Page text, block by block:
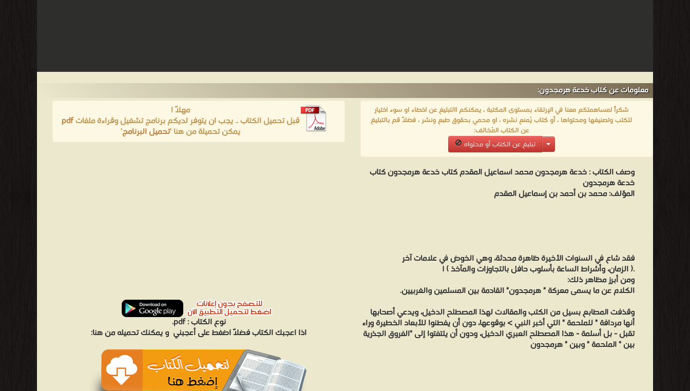
معلومات عن كتاب خدعة هرمجدون:
شكراً لمساهمتكم معنا في الإرتقاء بمستوى المكتبة ، يمكنكم االتبليغ عن اخطاء او سوء اختيار
للكتب وتصنيفها ومحتواها ، أو كتاب يُمنع نشره ، او محمي بحقوق طبع ونشر ، فضلاً قم بالتبليغ
عن الكتاب المُخالف:
تبليغ عن الكتاب أو محتواه
وصف الكتاب :خدعة هرمجدون محمد اسماعيل المقدم كتاب خدعة هرمجدون كتاب
خدعة هرمجدون
المؤلف: محمد بن أحمد بن إسماعيل المقدم
فقد شاع في السنوات الأخيرة ظاهرة محدثة، وهي الخوض في علامات آخر
.( الزمان، وأشراط الساعة بأسلوب حافل بالتجاوزات والمآخذ ) ١
ومن أبرز مظاهر ذلك:
الكلام عن ما يسمى معركة " هرمجدون" القادمة بين المسلمين والغربيين.
وقذفت المطابع بسيل من الكتب والمقالات لهذا المصطلح الدخيل، ويدعي أصحابها
أنها مردافة " للملحمة " التي أخبر النبي > بوقوعها، دون أن يفطنوا للأبعاد الخطيرة وراء
تقبل - بل أسلمة - هذا المصطلح العبري الدخيل، ودون أن يلتفتوا إلى "الفروق الجذرية
بين " الملحمة " وبين " هرمجدون
مهلاً !
قبل تحميل الكتاب .. يجب ان يتوفر لديكم برنامج تشغيل وقراءة ملفاتpdf
يمكن تحميلة من هنا 'تحميل البرنامج'
نوع الكتاب :pdf.
اذا اعجبك الكتاب فضلاً اضغط على أعجبني و يمكنك تحميله من هنا: